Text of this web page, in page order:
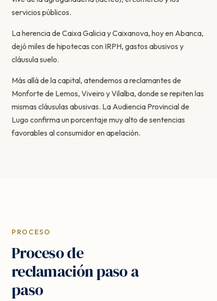
servicios públicos.
La herencia de Caixa Galicia y Caixanova, hoy en Abanca,
dejó miles de hipotecas con IRPH, gastos abusivos y
cláusula suelo.
Más allá de la capital, atendemos a reclamantes de
Monforte de Lemos, Viveiro y Vilalba, donde se repiten las
mismas cláusulas abusivas. La Audiencia Provincial de
Lugo confirma un porcentaje muy alto de sentencias
favorables al consumidor en apelación.
PROCESO
Proceso de
reclamación paso a
paso